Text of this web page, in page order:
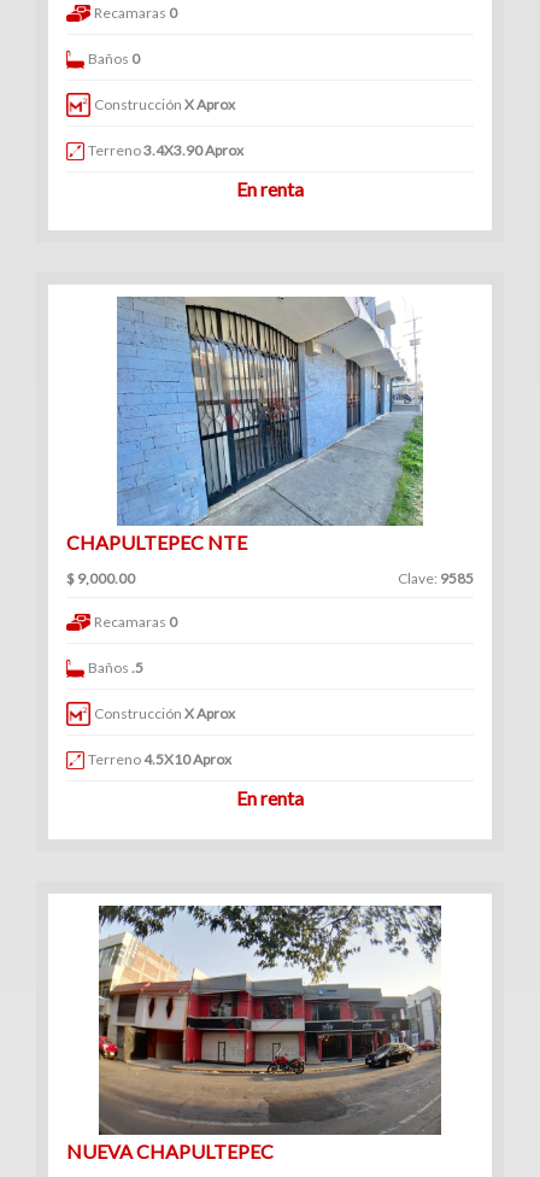
Recamaras 0
Baños 0
Construcción X Aprox
Terreno3.4X3.90 Aprox
En renta
CHAPULTEPEC NTE
$ 9,000.00 Clave: 9585
Recamaras 0
Baños.5
Construcción X Aprox
Terreno4.5X10 Aprox
En renta
NUEVA CHAPULTEPEC